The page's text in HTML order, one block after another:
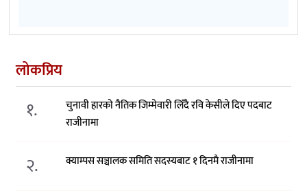
लोकप्रिय
१.
चुनावी हारको नैतिक जिम्मेवारी लिँदै रवि केसीले दिए पदबाट
राजीनामा
२. क्याम्पस सञ्चालक समिति सदस्यबाट १ दिनमै राजीनामा